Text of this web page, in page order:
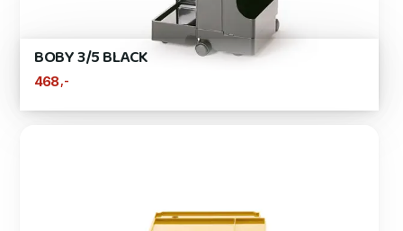
BOBY 3/5 BLACK
468 ,-